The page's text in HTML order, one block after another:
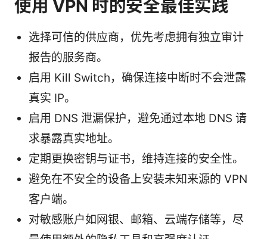
使用 VPN 时的安全最佳实践
选择可信的供应商，优先考虑拥有独立审计
报告的服务商。
启用 Kill Switch，确保连接中断时不会泄露
真实 IP。
启用 DNS 泄漏保护，避免通过本地 DNS 请
求暴露真实地址。
定期更换密钥与证书，维持连接的安全性。
避免在不安全的设备上安装未知来源的 VPN
客户端。
对敏感账户如网银、邮箱、云端存储等，尽